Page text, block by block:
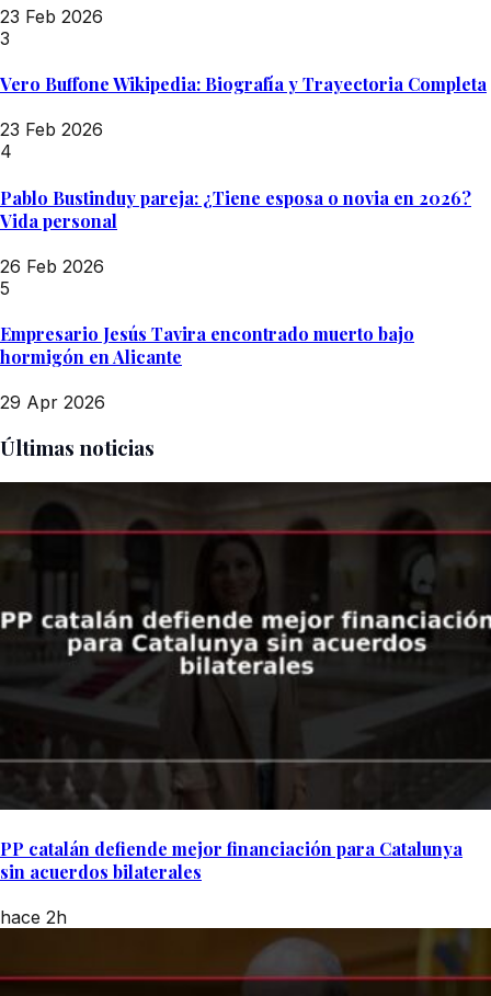
23 Feb 2026
3
Vero Buffone Wikipedia: Biografía y Trayectoria Completa
23 Feb 2026
4
Pablo Bustinduy pareja: ¿Tiene esposa o novia en 2026?
Vida personal
26 Feb 2026
5
Empresario Jesús Tavira encontrado muerto bajo
hormigón en Alicante
29 Apr 2026
Últimas noticias
PP catalán defiende mejor financiación para Catalunya
sin acuerdos bilaterales
hace 2h